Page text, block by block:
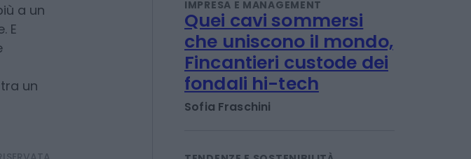
a un
E
un
transizione energetica
IMPRESA E MANAGEMENT
Quei cavi sommersi
che uniscono il mondo,